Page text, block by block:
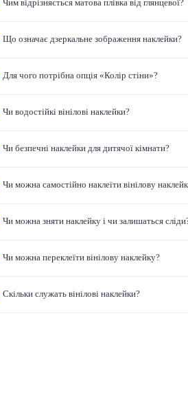
Чим відрізняється матова плівка від глянцевої?
Що означає дзеркальне зображення наклейки?
Для чого потрібна опція «Колір стіни»?
Чи водостійкі вінілові наклейки?
Чи безпечні наклейки для дитячої кімнати?
Чи можна самостійно наклеїти вінілову
Чи можна зняти наклейку і чи залишаться
Чи можна переклеїти вінілову наклейку?
Скільки служать вінілові наклейки?